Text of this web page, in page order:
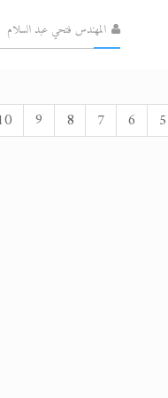
المهندس فتحي عبد السلام
5
6
7
8
9